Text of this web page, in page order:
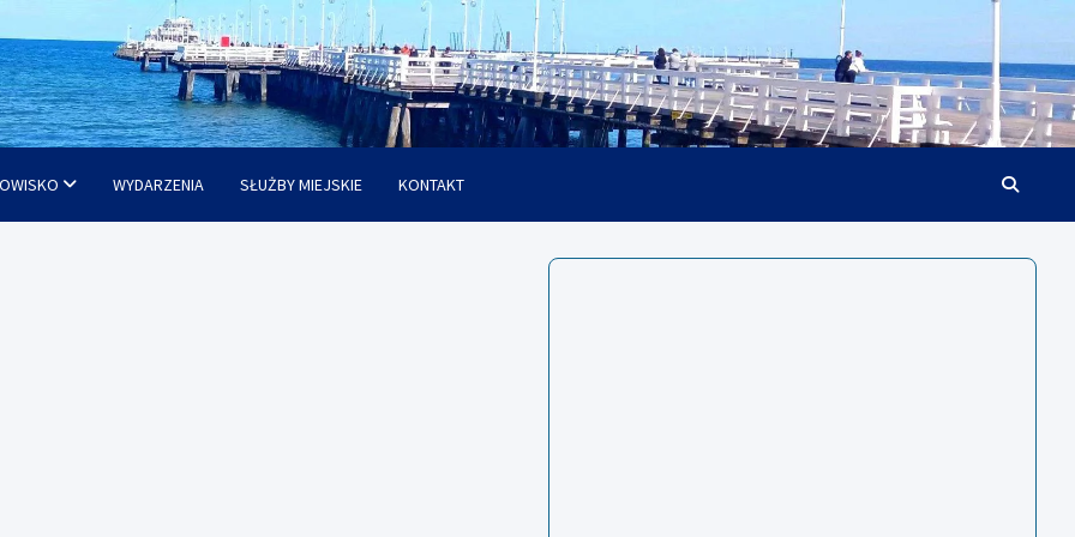
WYDARZENIA SŁUŻBY MIEJSKIE KONTAKT